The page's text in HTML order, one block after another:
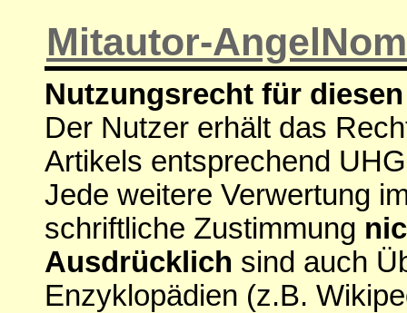
Mitautor-
Nutzungsrecht für
Der Nutzer erhält das
Artikels entsprechend
Jede weitere Verwertung
schriftliche Zustimmung
Ausdrücklich sind auch
Enzyklopädien (z.B.